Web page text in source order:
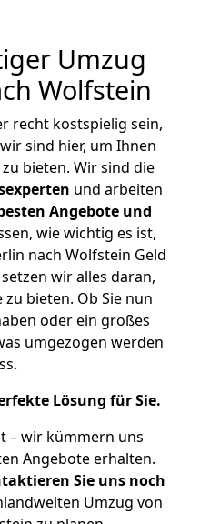
Umzug
Wolfstein
recht kostspielig sein,
sind hier, um Ihnen
zu bieten. Wir sind die
und arbeiten
Angebote und
wie wichtig es ist,
nach Wolfstein Geld
wir alles daran,
bieten. Ob Sie nun
oder ein großes
umgezogen werden
Lösung für Sie.
– wir kümmern uns
Angebote erhalten.
Sie uns noch
Umzug von